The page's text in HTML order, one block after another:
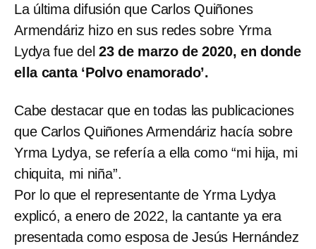
La última difusión que Carlos Quiñones
Armendáriz hizo en sus redes sobre Yrma
Lydya fue del23 de marzo de 2020, en donde
ella canta ‘Polvo enamorado’.
Cabe destacar que en todas las publicaciones
que Carlos Quiñones Armendáriz hacía sobre
Yrma Lydya, se refería a ella como “mi hija, mi
chiquita, mi niña”.
Por lo que el representante de Yrma Lydya
explicó, a enero de 2022, la cantante ya era
presentada como esposa de Jesús Hernández